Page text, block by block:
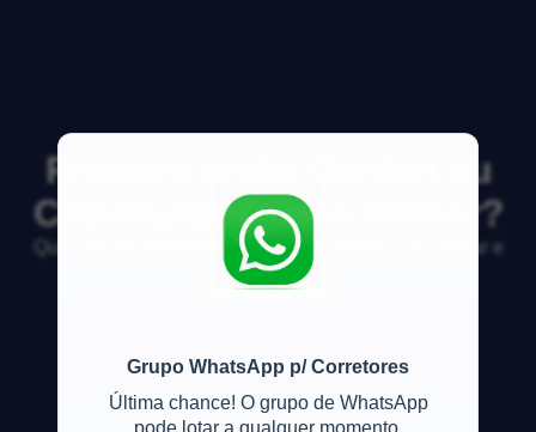
Grupo WhatsApp p/ Corretores
Última chance! O grupo de WhatsApp
pode lotar a qualquer momento.
Primeiro andar Garden ou
Cobertura? Qual é melhor?
Qual tipo de apartamento &eacute; melhor para morar e
investir?